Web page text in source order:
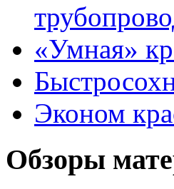
«Умная»
Эконом
Обзоры